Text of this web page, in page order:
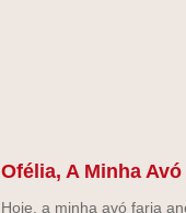
Ofélia, A Minha Avó
Hoje, a minha avó faria